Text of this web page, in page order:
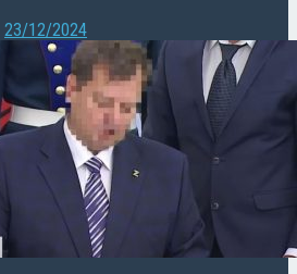
23/12/2024